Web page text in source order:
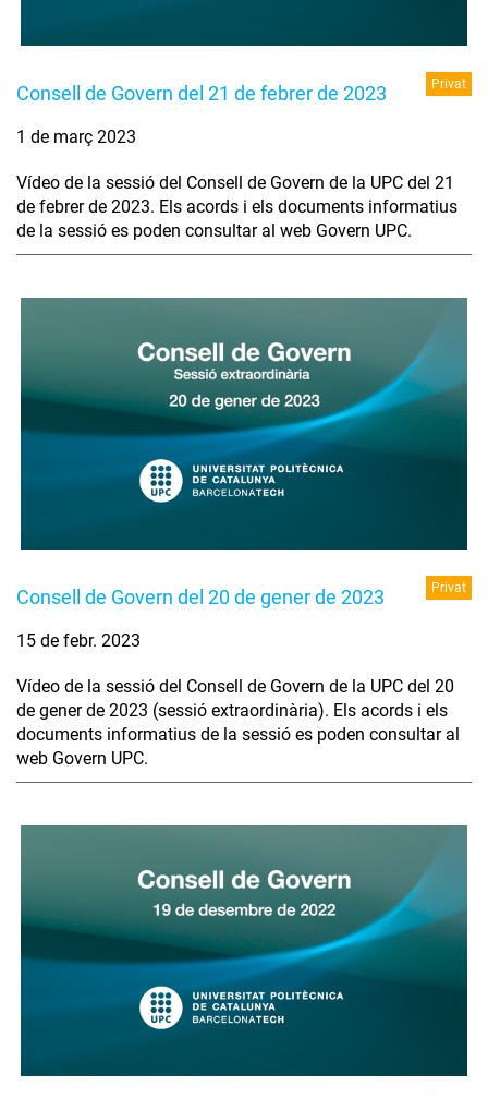
Consell de Govern del 21 de febrer de 2023 Privat
1 de març 2023
Vídeo de la sessió del Consell de Govern de la UPC del 21
de febrer de 2023. Els acords i els documents informatius
de la sessió es poden consultar al web Govern UPC.
Consell de Govern del 20 de gener de 2023 Privat
15 de febr. 2023
Vídeo de la sessió del Consell de Govern de la UPC del 20
de gener de 2023 (sessió extraordinària). Els acords i els
documents informatius de la sessió es poden consultar al
web Govern UPC.